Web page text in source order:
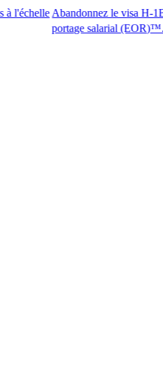
Abandonnez le visa H-1B. Accédez
portage salarial (EOR)™.​​